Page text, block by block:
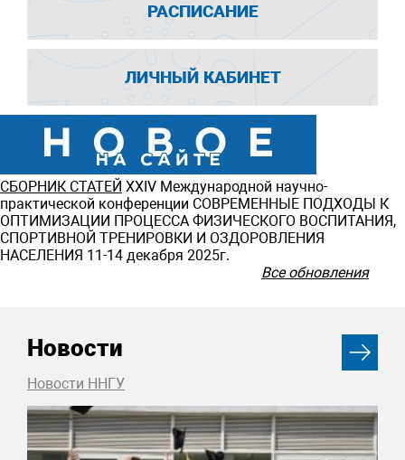
РАСПИСАНИЕ
ЛИЧНЫЙ КАБИНЕТ
СБОРНИК СТАТЕЙ ХXIV Международной научно-
практической конференции СОВРЕМЕННЫЕ ПОДХОДЫ К
ОПТИМИЗАЦИИ ПРОЦЕССА ФИЗИЧЕСКОГО ВОСПИТАНИЯ,
СПОРТИВНОЙ ТРЕНИРОВКИ И ОЗДОРОВЛЕНИЯ
НАСЕЛЕНИЯ 11-14 декабря 2025г.
Все обновления
Новости
Новости ННГУ